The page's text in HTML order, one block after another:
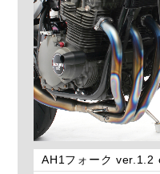
AH1フォーク ver.1.2